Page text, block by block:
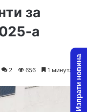
за
а
2 656 1 минута Изпрати новина